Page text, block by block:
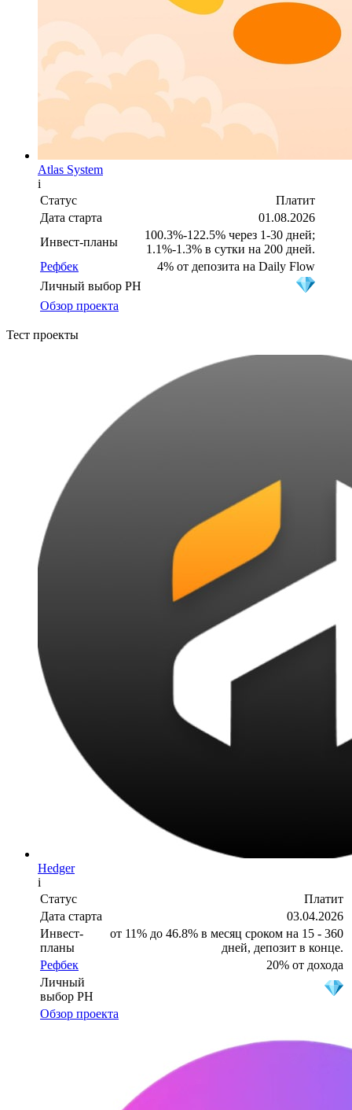
Atlas System
i
Статус
Платит
Дата старта
01.08.2026
Инвест-планы
100.3%-122.5% через 1-30 дней;
1.1%-1.3% в сутки на 200 дней.
Рефбек
4% от депозита на Daily Flow
Личный выбор PH
Обзор проекта
Тест проекты
Hedger
i
Статус
Платит
Дата старта
03.04.2026
Инвест-
планы
от 11% до 46.8% в месяц сроком на 15 - 360
дней, депозит в конце.
Рефбек
20% от дохода
Личный
выбор PH
Обзор проекта